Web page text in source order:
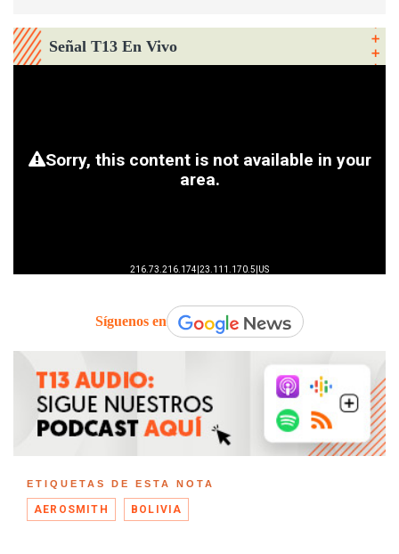
Señal T13 En Vivo
Síguenos en
ETIQUETAS DE ESTA NOTA
AEROSMITH BOLIVIA